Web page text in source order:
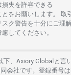
損失を許容できる
とをお願いします 。 取
スク警告を十分に ご理
慮してください。
、Axiory Globalと言
会社です。 登録番号は